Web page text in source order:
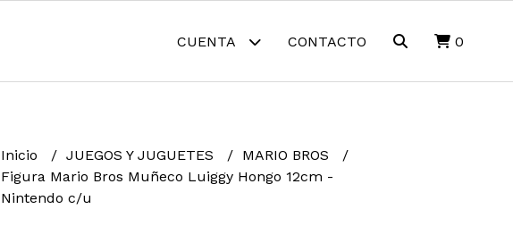
CUENTA CONTACTO 0
Inicio JUEGOS Y JUGUETES
MARIO BROS
Figura Mario Bros Muñeco Luiggy Hongo 12cm -
Nintendo c/u